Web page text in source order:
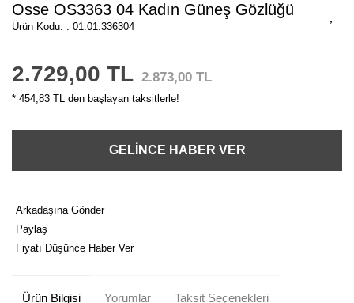
Osse OS3363 04 Kadın Güneş Gözlüğü
Ürün Kodu: : 01.01.336304
2.729,00 TL 2.873,00 TL
* 454,83 TL den başlayan taksitlerle!
GELİNCE HABER VER
Arkadaşına Gönder
Paylaş
Fiyatı Düşünce Haber Ver
Ürün Bilgisi Yorumlar Taksit Seçenekleri